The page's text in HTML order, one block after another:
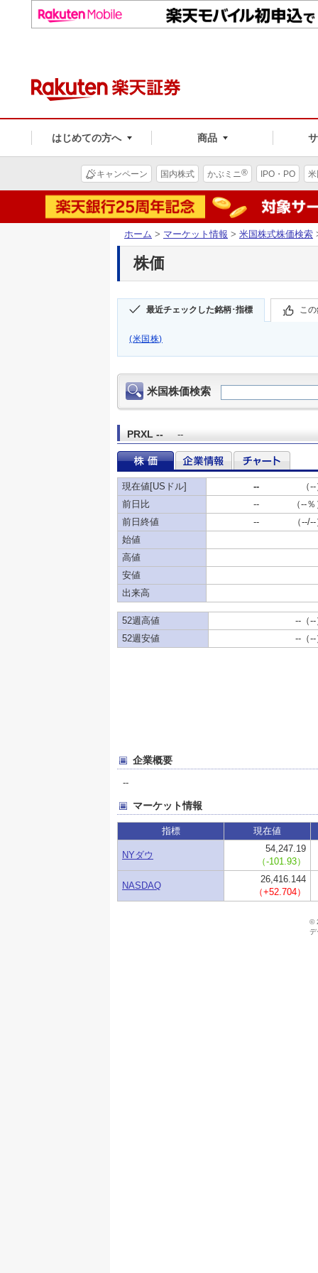
はじめての方へ 商品
キャンペーン 国内株式 かぶミニ® IPO・PO
ホーム > マーケット情報 > 米国株式株価検索
株価
最近チェックした銘柄･指標 こ
(米国株)